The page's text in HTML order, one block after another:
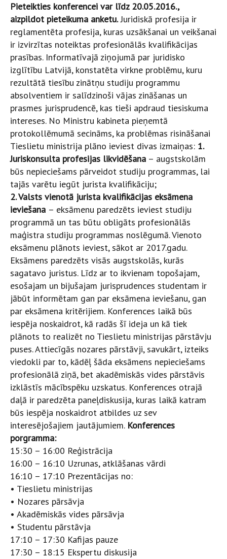
Pieteikties konferencei var līdz 20.05.2016.,
aizpildot pieteikuma anketu.Juridiskā profesija ir
reglamentēta profesija, kuras uzsākšanai un veikšanai
ir izvirzītas noteiktas profesionālās kvalifikācijas
prasības. Informatīvajā ziņojumā par juridisko
izglītību Latvijā, konstatēta virkne problēmu, kuru
rezultātā tiesību zinātņu studiju programmu
absolventiem ir salīdzinoši vājas zināšanas un
prasmes jurisprudencē, kas tieši apdraud tiesiskuma
intereses. No Ministru kabineta pieņemtā
protokollēmumā secināms, ka problēmas risināšanai
Tieslietu ministrija plāno ieviest divas izmaiņas: 1.
Juriskonsulta profesijas likvidēšana – augstskolām
būs nepieciešams pārveidot studiju programmas, lai
tajās varētu iegūt jurista kvalifikāciju;
2. Valsts vienotā jurista kvalifikācijas eksāmena
ieviešana – eksāmenu paredzēts ieviest studiju
programmā un tas būtu obligāts profesionālās
maģistra studiju programmas noslēgumā. Vienoto
eksāmenu plānots ieviest, sākot ar 2017.gadu.
Eksāmens paredzēts visās augstskolās, kurās
sagatavo juristus. Līdz ar to ikvienam topošajam,
esošajam un bijušajam jurisprudences studentam ir
jābūt informētam gan par eksāmena ieviešanu, gan
par eksāmena kritērijiem. Konferences laikā būs
iespēja noskaidrot, kā radās šī ideja un kā tiek
plānots to realizēt no Tieslietu ministrijas pārstāvju
puses. Attiecīgās nozares pārstāvji, savukārt, izteiks
viedokli par to, kādēļ šāda eksāmens nepieciešams
profesionālā ziņā, bet akadēmiskās vides pārstāvis
izklāstīs mācībspēku uzskatus. Konferences otrajā
daļā ir paredzēta paneļdiskusija, kuras laikā katram
būs iespēja noskaidrot atbildes uz sev
interesējošajiem jautājumiem. Konferences
porgramma:
15:30 – 16:00 Reģistrācija
16:00 – 16:10 Uzrunas, atklāšanas vārdi
16:10 – 17:10 Prezentācijas no:
• Tieslietu ministrijas
• Nozares pārsāvja
• Akadēmiskās vides pārsāvja
• Studentu pārstāvja
17:10 – 17:30 Kafijas pauze
17:30 – 18:15 Ekspertu diskusija